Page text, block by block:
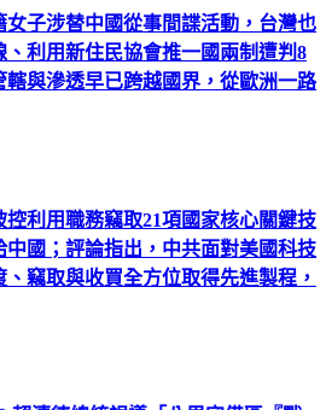
子涉替中國從事間諜活動，台灣也
利用新住民協會推一國兩制遭判8
與滲透早已跨越國界，從歐洲一路
利用職務竊取21項國家核心關鍵技
國；評論指出，中共面對美國科技
竊取與收買全方位取得先進製程，